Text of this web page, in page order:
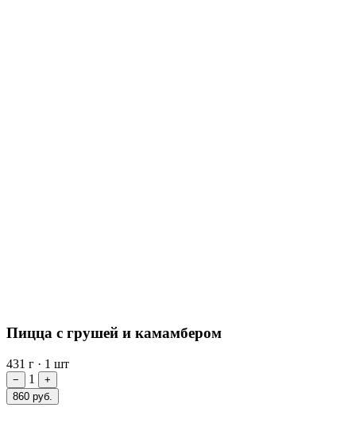
Пицца с грушей и камамбером
431 г · 1 шт
− 1
+
860 руб.